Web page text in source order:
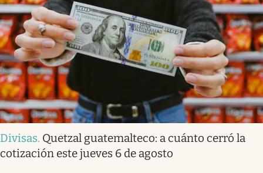
Divisas. Quetzal guatemalteco: a cuánto cerró la
cotización este jueves 6 de agosto